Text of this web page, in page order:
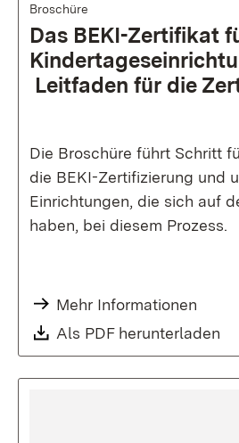
Broschüre
Das BEKI-Zertifikat
Leitfaden für die
Die Broschüre führt Schritt
die BEKI-Zertifizierung und
Einrichtungen, die sich auf
haben, bei diesem Prozess.
Mehr Informationen
Als PDF herunterladen